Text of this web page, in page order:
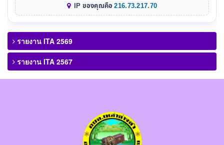
IP ของคุณคือ216.73.217.70
รายงาน ITA 2569
รายงาน ITA 2567